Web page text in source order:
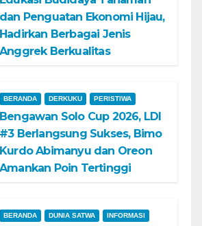
dan Penguatan Ekonomi Hijau,
Hadirkan Berbagai Jenis
Anggrek Berkualitas
BERANDA DERKUKU PERISTIWA
Bengawan Solo Cup 2026, LDI
#3 Berlangsung Sukses, Bimo
Kurdo Abimanyu dan Oreon
Amankan Poin Tertinggi
BERANDA DUNIA SATWA INFORMASI